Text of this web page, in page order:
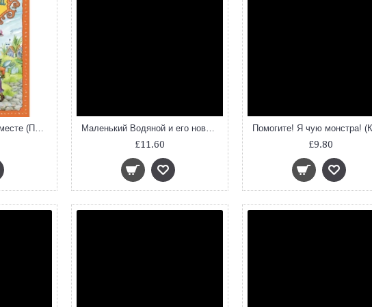
Добывайки на новом месте (Приключения маленьких человечков) Маленький Водяной и его новые приключения
£11.60 £9.80